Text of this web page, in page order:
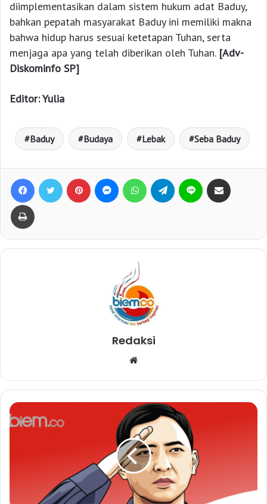
diimplementasikan dalam sistem hukum adat Baduy,
bahkan pepatah masyarakat Baduy ini memiliki makna
bahwa hidup harus sesuai ketetapan Tuhan, serta
menjaga apa yang telah diberikan oleh Tuhan. [Adv-
Diskominfo SP]
Editor: Yulia
Baduy Budaya Lebak Seba Baduy
Redaksi
b
s
i
t
e